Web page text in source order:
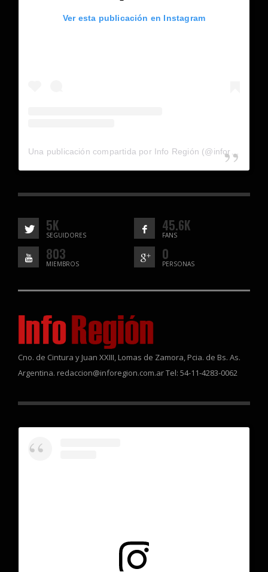
Ver esta publicación en Instagram
5K
SEGUIDORES
45.6K
FANS
803
MIEMBROS
0
PERSONAS
Cno. de Cintura y Juan XXIII, Lomas de Zamora, Pcia. de Bs. As.
Argentina. redaccion@inforegion.com.ar Tel: 54-11-4283-0062